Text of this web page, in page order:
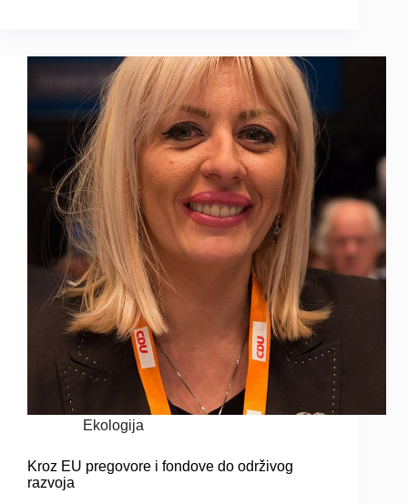
Ekologija
Kroz EU pregovore i fondove do održivog
razvoja